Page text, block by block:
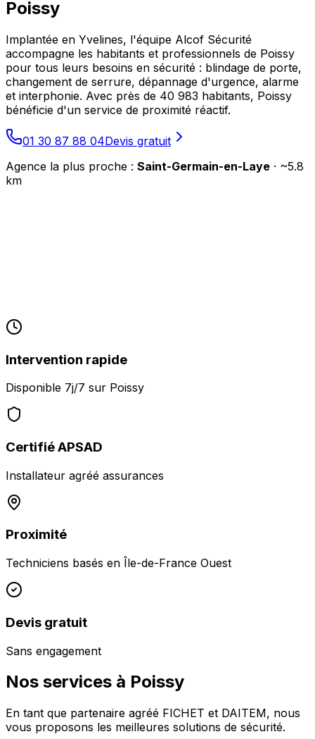
Poissy
Implantée en Yvelines, l'équipe Alcof Sécurité
accompagne les habitants et professionnels de Poissy
pour tous leurs besoins en sécurité : blindage de porte,
changement de serrure, dépannage d'urgence, alarme
et interphonie. Avec près de 40 983 habitants, Poissy
bénéficie d'un service de proximité réactif.
01 30 87 88 04Devis gratuit
Agence la plus proche : Saint-Germain-en-Laye · ~5.8
km
Intervention rapide
Disponible 7j/7 sur Poissy
Certifié APSAD
Installateur agréé assurances
Proximité
Techniciens basés en Île-de-France Ouest
Devis gratuit
Sans engagement
Nos services à Poissy
En tant que partenaire agréé FICHET et DAITEM, nous
vous proposons les meilleures solutions de sécurité.